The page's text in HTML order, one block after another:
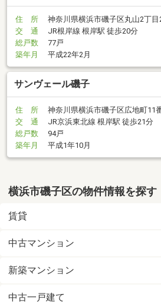
住 所
神奈川県横浜市磯子区丸山2丁目
交 通
JR根岸線 根岸駅 徒歩20分
総戸数
77戸
築年月
平成22年2月
サンヴェール磯子
住 所
神奈川県横浜市磯子区広地町11
交 通
JR京浜東北線 根岸駅 徒歩21分
総戸数
94戸
築年月
平成1年10月
横浜市磯子区の物件情報を探す
賃貸
中古マンション
新築マンション
中古一戸建て